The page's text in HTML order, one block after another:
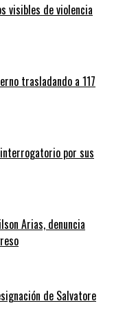
visibles de violencia
trasladando a 117
por sus
Arias, denuncia
de Salvatore